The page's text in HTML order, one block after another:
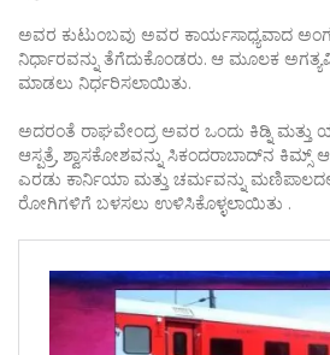
ಅವರ ಕುಟುಂಬವು ಅವರ ಕಾರ್ಯಸಾಧ್ಯವಾದ
ನಿರ್ಧಾರವನ್ನು ತೆಗೆದುಕೊಂಡರು. ಆ ಮೂಲಕ
ಮಾಡಲು ನಿರ್ಧರಿಸಲಾಯಿತು.
ಅದರಂತೆ ರಾಘವೇಂದ್ರ ಅವರ ಒಂದು ಕಿಡ್ನಿ ಮತ್ತು
ಆಸ್ಪತ್ರೆ, ಶ್ವಾಸಕೋಶವನ್ನು ಸಿಕಂದರಾಬಾದ್‌ನ ಕಿಮ್ಸ್‌
ಎರಡು ಕಾರ್ನಿಯಾ ಮತ್ತು ಚರ್ಮವನ್ನು
ರೋಗಿಗಳಿಗೆ ಬಳಸಲು ಉಳಿಸಿಕೊಳ್ಳಲಾಯಿತು .